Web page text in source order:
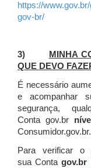
https://
gov-br/
3)
MINHA
QUE DEVO
É necessário
e acompanhar
segurança,
Conta gov.br
Consumidor.gov.br.
Para verificar o
sua Contagov.br